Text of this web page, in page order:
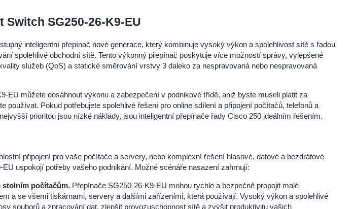
Switch SG250-26-K9-EU
inteligentní přepínač nové generace, který kombinuje vysoký výkon a spolehlivost sítě s řadou
spolehlivé obchodní sítě. Tento výkonný přepínač poskytuje více možností správy, vylepšené
služeb (QoS) a statické směrování vrstvy 3 daleko za nespravovaná nebo nespravovaná
EU můžete dosáhnout výkonu a zabezpečení v podnikové třídě, aniž byste museli platit za
používat. Pokud potřebujete spolehlivé řešení pro online sdílení a připojení počítačů, telefonů a
prioritou jsou nízké náklady, jsou inteligentní přepínače řady Cisco 250 ideálním řešením.
připojení pro vaše počítače a servery, nebo komplexní řešení hlasové, datové a bezdrátové
uspokojí potřeby vašeho podnikání. Možné scénáře nasazení zahrnují:
počítačům. Přepínače SG250-26-K9-EU mohou rychle a bezpečně propojit malé
a se všemi tiskárnami, servery a dalšími zařízeními, která používají. Vysoký výkon a spolehlivé
souborů a zpracování dat, zlepšit provozuschopnost sítě a zvýšit produktivitu vašich